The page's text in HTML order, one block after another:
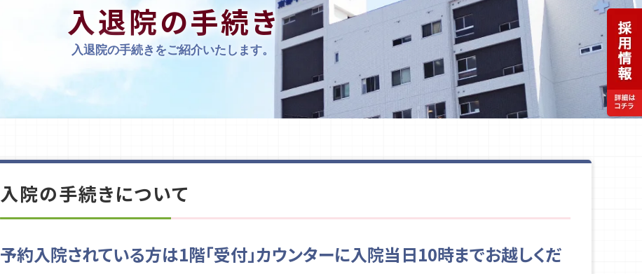
リハビリテーション室
看護部
入退院の手続き
入退院の手続きをご紹介いたします。
入院の手続きについて
予約入院されている方は1階「受付」カウンターに入院当日10時までお越しくだ